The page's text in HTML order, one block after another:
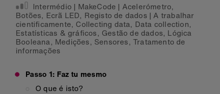
Intermédio | MakeCode | Acelerómetro,
Botões, Ecrã LED, Registo de dados |A trabalhar
cientificamente, Collecting data, Data collection,
Estatísticas & gráficos, Gestão de dados, Lógica
Booleana, Medições, Sensores,Tratamento de
informações
Passo 1: Faz tu mesmo
O que é isto?